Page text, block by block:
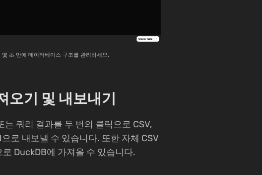
몇 초 만에 데이터베이스 구조를 관리하세요.
오기 및 내보내기
는 쿼리 결과를 두 번의 클릭으로 CSV,
로 내보낼 수 있습니다. 또한 자체 CSV
로 DuckDB에 가져올 수 있습니다.